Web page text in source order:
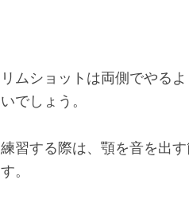
リムショットは両側でやる
いでしょう。
練習する際は、顎を音を出
す。